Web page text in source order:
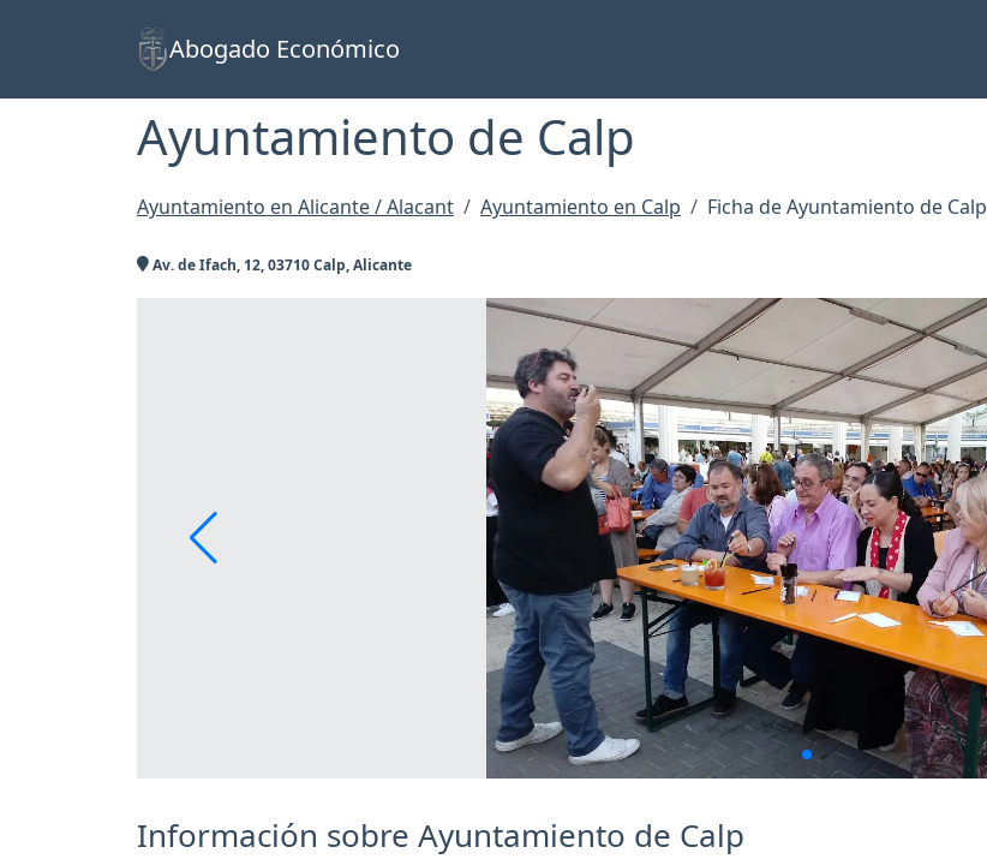
Abogado Económico
Ayuntamiento de Calp
Ayuntamiento en Alicante / Alacant Ayuntamiento en Calp Ficha de Ayuntamiento de Calp
Av. de Ifach, 12, 03710 Calp, Alicante
Información sobre Ayuntamiento de Calp